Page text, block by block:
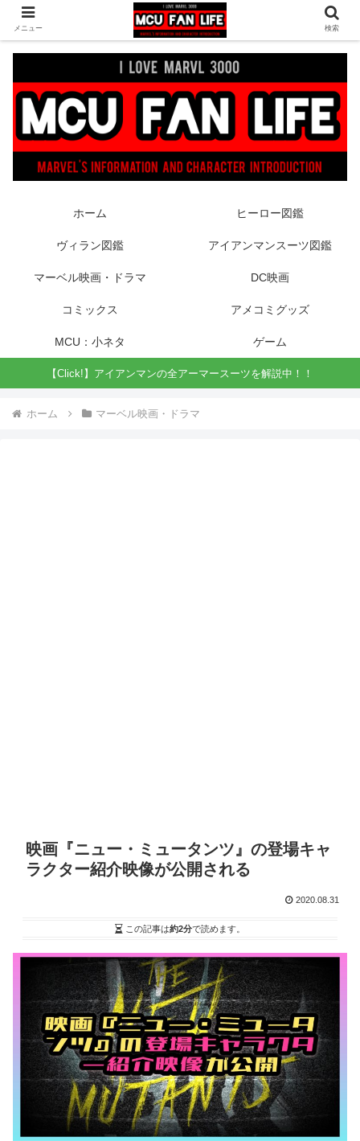
ヒーロー映画やコミック、フィギュアなどマーベル最新情報をお届け！時々
DCもあり！
ホーム ヒーロー図鑑
ヴィラン図鑑 アイアンマンスーツ図鑑
マーベル映画・ドラマ DC映画
コミックス アメコミグッズ
MCU：小ネタ ゲーム
【Click!】アイアンマンの全アーマースーツを解説中！！
ホーム マーベル映画・ドラマ
映画『ニュー・ミュータンツ』の登場キャ
ラクター紹介映像が公開される
2020.08.31
この記事は約2分で読めます。
メニュー 検索